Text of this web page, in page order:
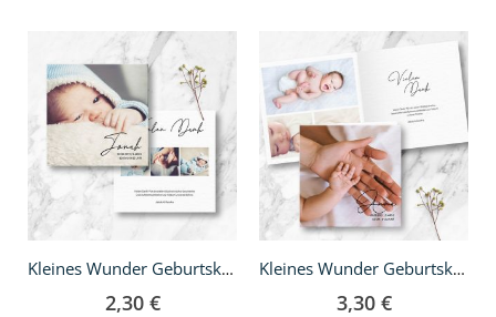
Kleines Wunder Geburtskarte - quadratisch
2,30 €
Kleines Wunder Geburtskarte - Klappkarte quadratisch
3,30 €